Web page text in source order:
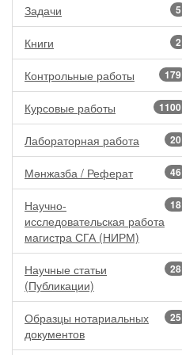
5
Задачи
2
Книги
179
Контрольные работы
1100
Курсовые работы
20
Лабораторная работа
46
Мәнжазба / Реферат
18
Научно-
исследовательская работа
магистра СГА (НИРМ)
28
Научные статьи
(Публикации)
25
Образцы нотариальных
документов